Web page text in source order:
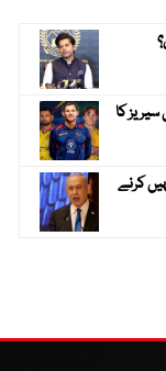
سیریز کا
کرنے